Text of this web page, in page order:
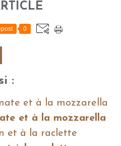
0
:
et à la mozzarella